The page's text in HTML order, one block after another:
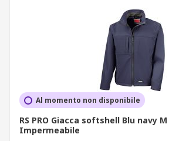
Al momento non disponibile
RS PRO Giacca softshell Blu navy
Impermeabile